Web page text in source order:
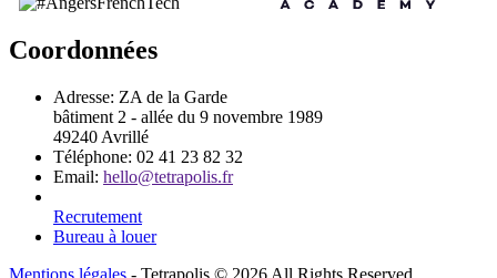
Coordonnées
Adresse: ZA de la Garde
bâtiment 2 - allée du 9 novembre 1989
49240 Avrillé
Téléphone: 02 41 23 82 32
Email: hello@tetrapolis.fr
Recrutement
Bureau à louer